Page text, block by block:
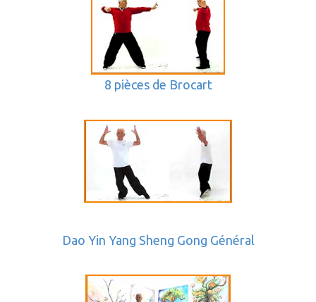
8 pièces de Brocart
Dao Yin Yang Sheng Gong Général